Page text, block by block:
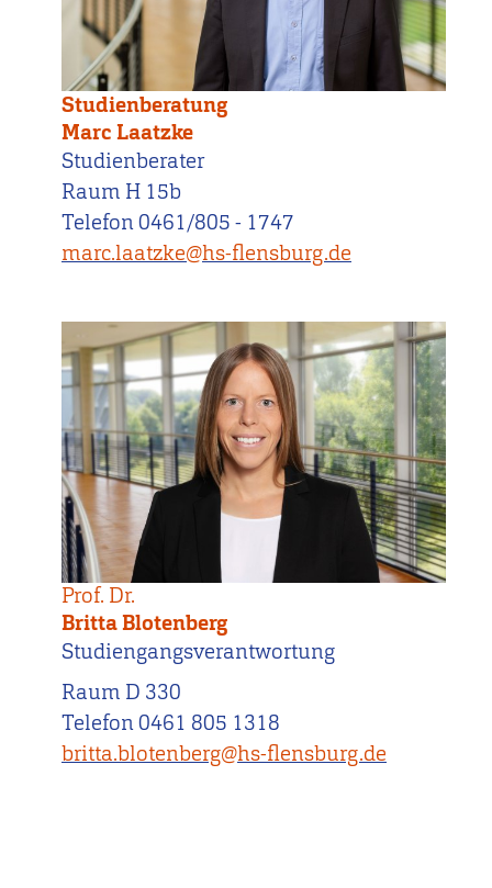
Studienberatung
Marc Laatzke
Studienberater
Raum H 15b
Telefon 0461/805 - 1747
marc.laatzke@hs-flensburg.de
Prof. Dr.
Britta Blotenberg
Studiengangsverantwortung
Raum D 330
Telefon 0461 805 1318
britta.blotenberg@hs-flensburg.de